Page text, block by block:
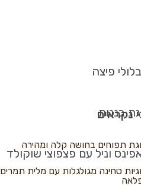
פיצה
בננות
וניל עם פצפוצי שוקולד
נקראים
תפוחים בחושה קלה ומהירה
טחינה מגולגלות עם מלית תמרים